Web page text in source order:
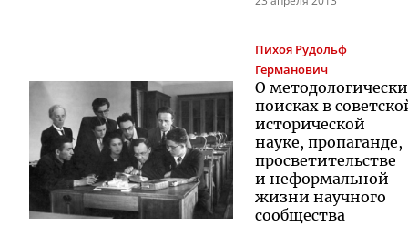
Пихоя Рудольф
Германович
О
поисках в
исторической
науке, пропаганде,
просветительстве
и неформальной
жизни научного
сообщества